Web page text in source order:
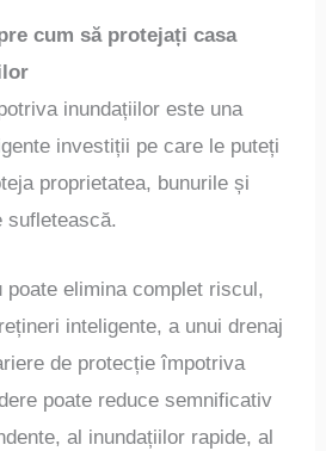
cum să protejați casa
inundațiilor este una
investiții pe care le puteți
proprietatea, bunurile și
sufletească.
poate elimina complet riscul,
inteligente, a unui drenaj
de protecție împotriva
poate reduce semnificativ
al inundațiilor rapide, al